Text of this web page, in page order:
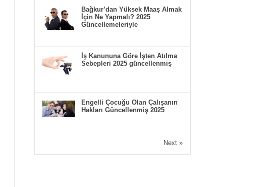
Bağkur’dan Yüksek Maaş Almak
İçin Ne Yapmalı? 2025
Güncellemeleriyle
İş Kanununa Göre İşten Atılma
Sebepleri 2025 güncellenmiş
Engelli Çocuğu Olan Çalışanın
Hakları Güncellenmiş 2025
Next »